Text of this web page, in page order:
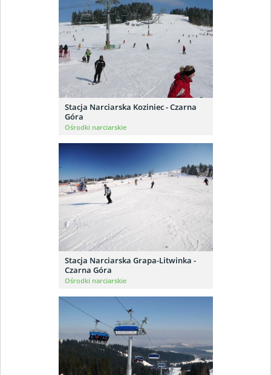
Stacja Narciarska Koziniec - Czarna
Góra
Ośrodki narciarskie
Stacja Narciarska Grapa-Litwinka -
Czarna Góra
Ośrodki narciarskie